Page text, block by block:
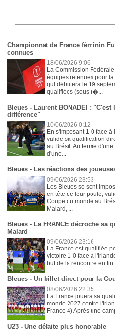
Championnat de France féminin
connues
18/06/2026 9:06
La Commission
équipes retenues pour
qui débutera le 19
qualifiées (sous r�...
Bleues - Laurent BONADEI :
différence"
10/06/2026 0:12
En s'imposant 1-0 face
valide sa qualification
au Brésil. Au terme
d'une...
Bleues - Les réactions des
09/06/2026 23:53
Les Bleues se sont
en tête de leur poule,
Coupe du monde au
Malard, ...
Bleues - La FRANCE décroche sa
Malard
09/06/2026 23:16
La France est qualifiée
victoire 1-0 face à
but de la rencontre en
Bleues - Un billet direct pour la
08/06/2026 22:35
La France jouera sa
monde 2027 contre
France 4) Après une
U23 - Une défaite plus honorable